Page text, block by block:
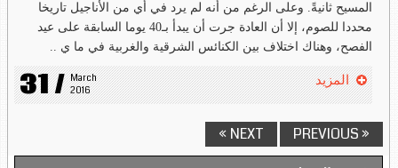
المسيح ثانيةً. وعلى الرغم من أنه لم يرد في أي من الأناجيل تاريخا
محددا للصوم، إلا أن العادة جرت أن يبدأ بـ40 يوما السابقة على عيد
الفصح، وهناك اختلاف بين الكنائس الشرقية والغربية في ما ي ..
31 / March
2016
المزيد
« PREVIOUS
NEXT »